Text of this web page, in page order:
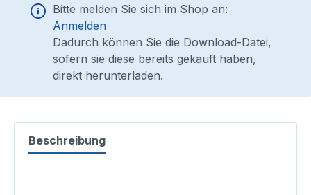
Bitte melden Sie sich im Shop an:
Anmelden
Dadurch können Sie die Download-Datei,
sofern sie diese bereits gekauft haben,
direkt herunterladen.
Beschreibung